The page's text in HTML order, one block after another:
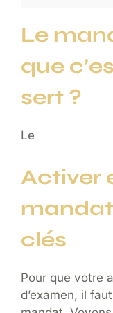
Le
que
sert ?
Le
Activer
mandat
clés
Pour que votre
d’examen, il